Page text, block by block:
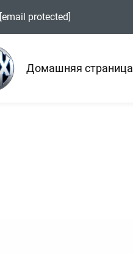
[email protected]
Домашняя страница